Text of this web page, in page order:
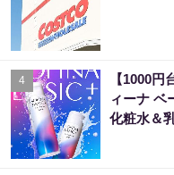
4
【1000
ィーナ ベ
化粧水＆